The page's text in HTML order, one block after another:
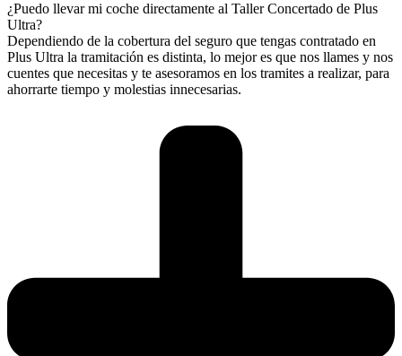
¿Puedo llevar mi coche directamente al Taller Concertado de Plus
Ultra?
Dependiendo de la cobertura del seguro que tengas contratado en
Plus Ultra la tramitación es distinta, lo mejor es que nos llames y nos
cuentes que necesitas y te asesoramos en los tramites a realizar, para
ahorrarte tiempo y molestias innecesarias.